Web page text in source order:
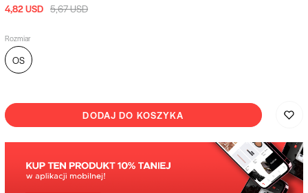
4,82 USD 5,67 USD
Rozmiar
OS
DODAJ DO KOSZYKA